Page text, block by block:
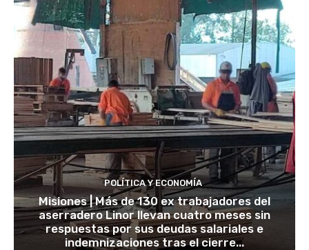
POLÍTICA Y ECONOMÍA
Misiones | Más de 130 ex trabajadores del
aserradero Linor llevan cuatro meses sin
respuestas por sus deudas salariales e
indemnizaciones tras el cierre...